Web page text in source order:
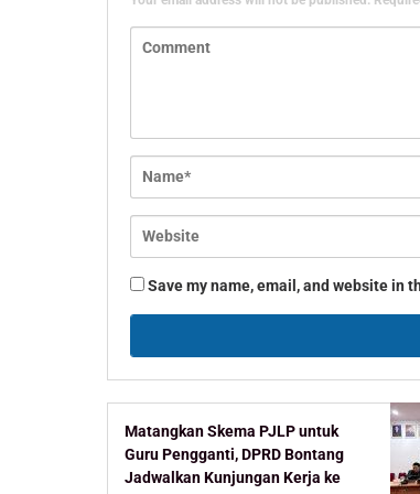
Save my name, email, and website in
Matangkan Skema PJLP untuk
Guru Pengganti, DPRD Bontang
Jadwalkan Kunjungan Kerja ke